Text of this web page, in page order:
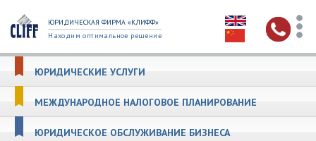
ЮРИДИЧЕСКАЯ ФИРМА «КЛИФФ»
Находим оптимальное решение
ЮРИДИЧЕСКИЕ УСЛУГИ
МЕЖДУНАРОДНОЕ НАЛОГОВОЕ ПЛАНИРОВАНИЕ
ЮРИДИЧЕСКОЕ ОБСЛУЖИВАНИЕ БИЗНЕСА